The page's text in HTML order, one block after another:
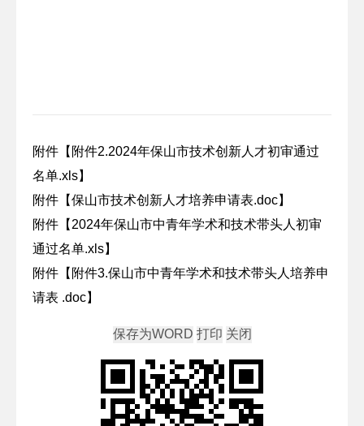
附件【 附件2.2024年保山市技术创新人才初审通过
名单.xls】
附件【保山市技术创新人才培养申请表.doc】
附件【 2024年保山市中青年学术和技术带头人初审
通过名单.xls】
附件【 附件3.保山市中青年学术和技术带头人培养申
请表 .doc】